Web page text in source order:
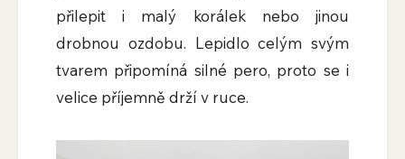
přilepit i malý korálek nebo jinou
drobnou ozdobu. Lepidlo celým svým
tvarem připomíná silné pero, proto se i
velice příjemně drží v ruce.